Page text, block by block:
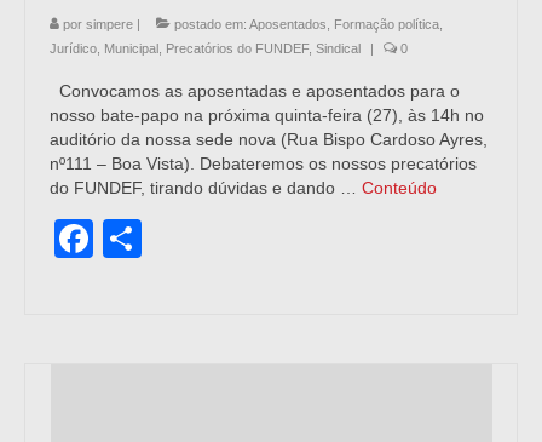
por simpere | postado em: Aposentados Formação política
Jurídico Municipal Precatórios do FUNDEF, Sindical | 0
Convocamos as aposentadas e aposentados para o
nosso bate-papo na próxima quinta-feira (27), às 14h no
auditório da nossa sede nova (Rua Bispo Cardoso Ayres,
nº111 – Boa Vista). Debateremos os nossos precatórios
do FUNDEF, tirando dúvidas e dando … Conteúdo
Facebook